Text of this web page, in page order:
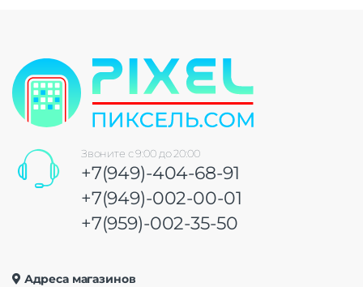
Звоните с 9:00 до 20:00
+7(949)-404-68-91
+7(949)-002-00-01
+7(959)-002-35-50
Адреса магазинов